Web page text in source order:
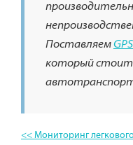
Поставляем
который стоит
<< Мониторинг